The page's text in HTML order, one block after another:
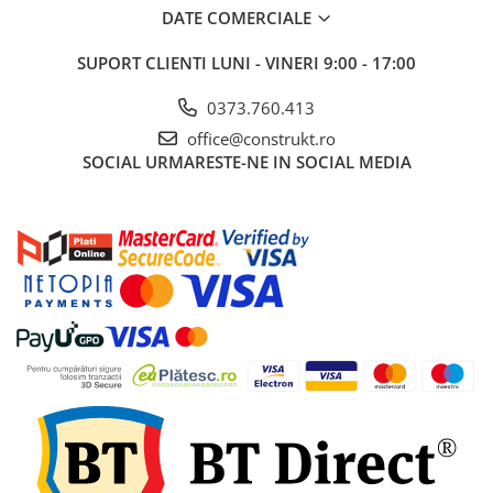
pomparea apei
Pompe de suprafata
Pompe pentru piscine
Hidrofoare
Vase de expansiune pentru
hidrofor
Grupuri de pompare apa
Rezervoare apa si accesorii stocare
Echipamente de filtrare si
dedurizare apa
Contoare de apa - Apometre
Camine apometru
DATE COMERCIALE
SUPORT CLIENTI LUNI - VINERI 9:00 - 17:00
0373.760.413
office@construkt.ro
SOCIAL URMARESTE-NE IN SOCIAL MEDIA